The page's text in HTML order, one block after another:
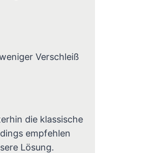
Verschleiß
die klassische
empfehlen
Lösung.